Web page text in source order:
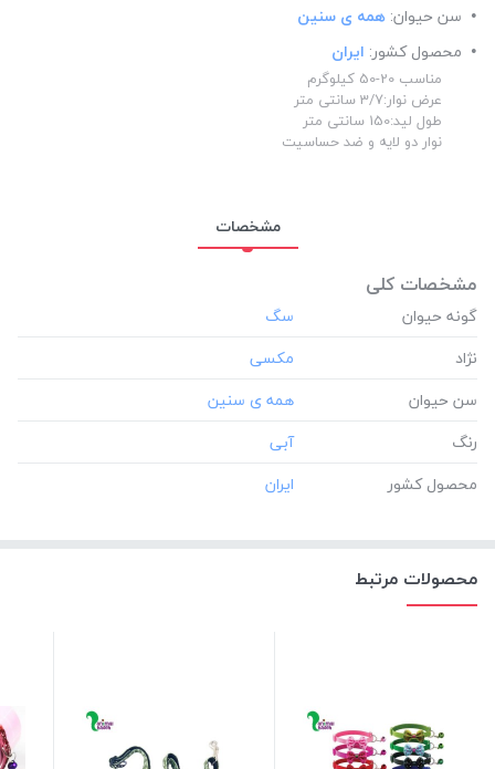
سن حیوان: همه ی سنین
محصول کشور: ایران
مناسب 20-50 کیلوگرم
عرض نوار:3/7 سانتی متر
طول لید:150 سانتی متر
نوار دو لایه و ضد حساسیت
مشخصات
مشخصات کلی
گونه حیوان
نژاد
سن حیوان
رنگ
محصول کشور
محصولات مرتبط